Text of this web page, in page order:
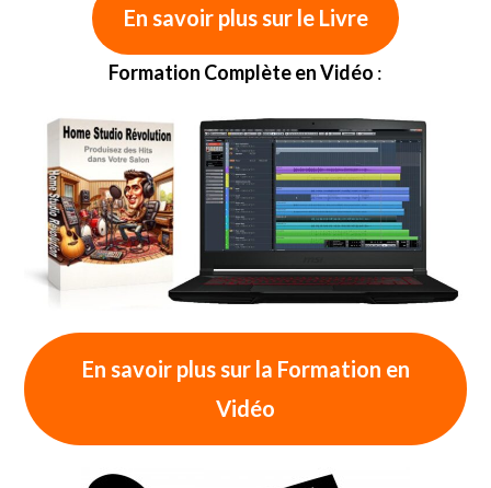
En savoir plus sur le Livre
Formation Complète en Vidéo :
En savoir plus sur la Formation en
Vidéo